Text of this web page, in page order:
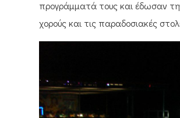
προγράμματά τους και έδωσαν
χορούς και τις παραδοσιακές